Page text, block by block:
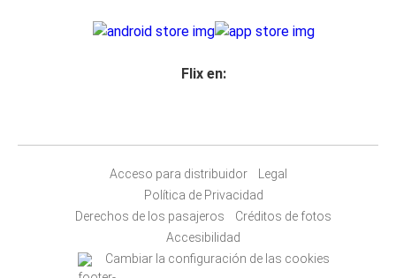
Flix en:
Acceso para distribuidor
Legal
Política de Privacidad
Derechos de los pasajeros
Créditos de fotos
Accesibilidad
Cambiar la configuración de las cookies